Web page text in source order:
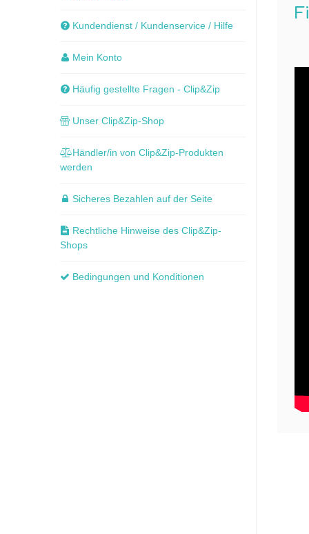
Kundendienst / Kundenservice / Hilfe
Mein Konto
Häufig gestellte Fragen - Clip&Zip
Unser Clip&Zip-Shop
Händler/in von Clip&Zip-Produkten
werden
Sicheres Bezahlen auf der Seite
Rechtliche Hinweise des Clip&Zip-
Shops
Bedingungen und Konditionen